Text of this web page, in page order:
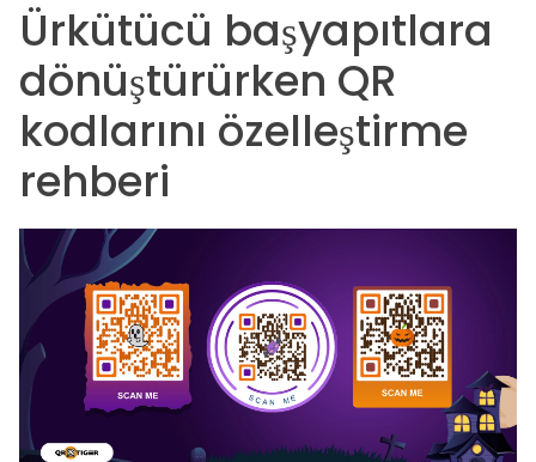
Ürkütücü başyapıtlara
dönüştürürken QR
kodlarını özelleştirme
rehberi